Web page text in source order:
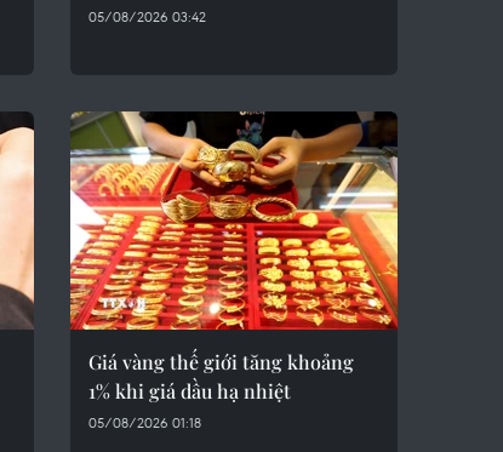
05/08/2026 03:42
Giá vàng thế giới tăng khoảng
1% khi giá dầu hạ nhiệt
05/08/2026 01:18